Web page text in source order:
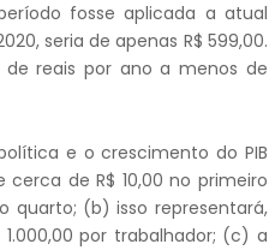
fosse aplicada a atual
seria de apenas R$ 599,00.
reais por ano a menos de
e o crescimento do PIB
de R$ 10,00 no primeiro
quarto; (b) isso representará,
por trabalhador; (c) a